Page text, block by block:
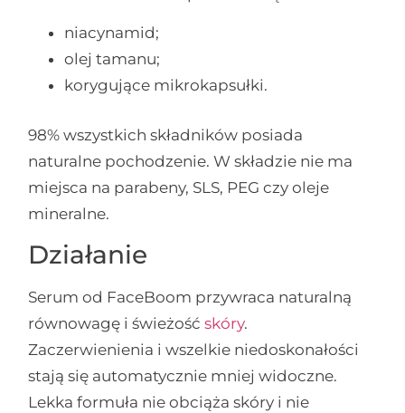
niacynamid;
olej tamanu;
korygujące mikrokapsułki.
98% wszystkich składników posiada
naturalne pochodzenie. W składzie nie ma
miejsca na parabeny, SLS, PEG czy oleje
mineralne.
Działanie
Serum od FaceBoom przywraca naturalną
równowagę i świeżośćskóry.
Zaczerwienienia i wszelkie niedoskonałości
stają się automatycznie mniej widoczne.
Lekka formuła nie obciąża skóry i nie